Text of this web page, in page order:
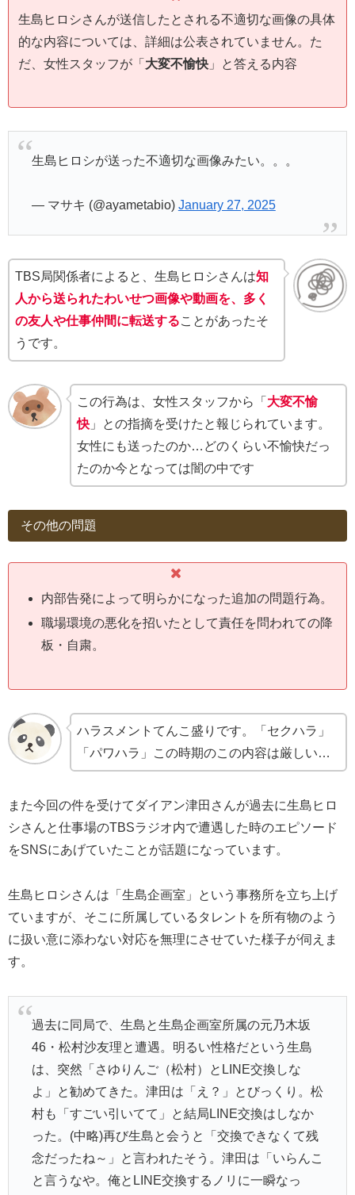
生島ヒロシさんが送信したとされる不適切な画像の具体
的な内容については、詳細は公表されていません。た
だ、女性スタッフが「 大変不愉快 」と答える内容
生島ヒロシが送った不適切な画像みたい。。。
— マサキ (@ayametabio) January 27, 2025
TBS局関係者によると、生島ヒロシさんは知
人から送られたわいせつ画像や動画を、多く
の友人や仕事仲間に転送することがあったそ
うです。
この行為は、女性スタッフから「 大変不愉
快 」との指摘を受けたと報じられています。
女性にも送ったのか…どのくらい不愉快だっ
たのか今となっては闇の中です
その他の問題
内部告発によって明らかになった追加の問題行為。
職場環境の悪化を招いたとして責任を問われての降
板・自粛。
ハラスメントてんこ盛りです。「セクハラ」
「パワハラ」この時期のこの内容は厳しい…
また今回の件を受けてダイアン津田さんが過去に生島ヒロ
シさんと仕事場のTBSラジオ内で遭遇した時のエピソード
をSNSにあげていたことが話題になっています。
生島ヒロシさんは「生島企画室」という事務所を立ち上げ
ていますが、そこに所属しているタレントを所有物のよう
に扱い意に添わない対応を無理にさせていた様子が伺えま
す。
過去に同局で、生島と生島企画室所属の元乃木坂
46・松村沙友理と遭遇。明るい性格だという生島
は、突然「さゆりんご（松村）とLINE交換しな
よ」と勧めてきた。津田は「え？」とびっくり。松
村も「すごい引いてて」と結局LINE交換はしなか
った。(中略)再び生島と会うと「交換できなくて残
念だったね～」と言われたそう。津田は「いらんこ
と言うなや。俺とLINE交換するノリに一瞬なっ